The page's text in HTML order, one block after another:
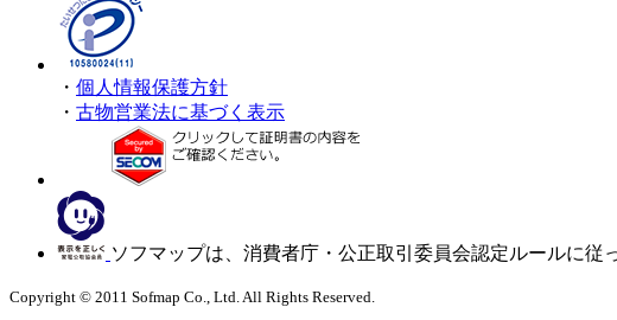
・ 個人情報保護方針
・ 古物営業法に基づく表示
ソフマップは、消費者庁・公正取引委員会認定ルールに従
Copyright © 2011 Sofmap Co., Ltd. All Rights Reserved.